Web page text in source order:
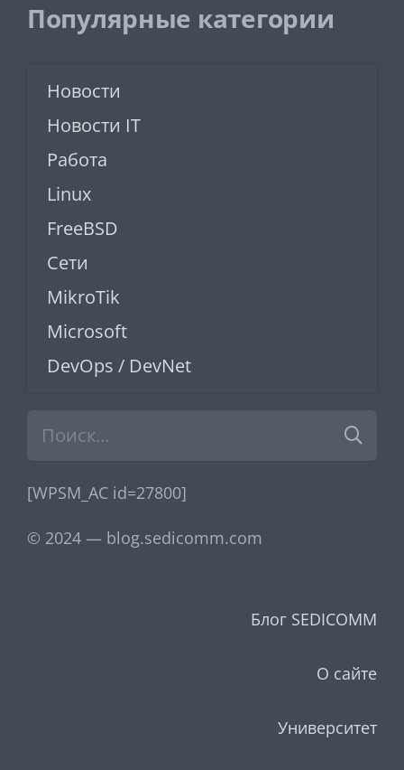
Популярные категории
Новости
Новости IT
Работа
Linux
FreeBSD
Сети
MikroTik
Microsoft
DevOps / DevNet
[WPSM_AC id=27800]
© 2024 — blog.sedicomm.com
Блог SEDICOMM
О сайте
Университет